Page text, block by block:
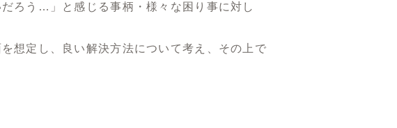
ろう…」と感じる事柄・様々な困り事に対し
想定し、良い解決方法について考え、その上で